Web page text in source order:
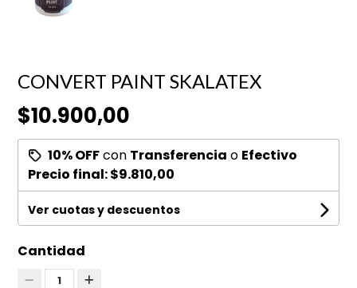
CONVERT PAINT SKALATEX
$10.900,00
10% OFFcon Transferencia o Efectivo
Precio final:$9.810,00
Ver cuotas y descuentos
Cantidad
1